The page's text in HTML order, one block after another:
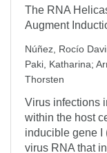
The RNA
Augment
Núñez, Rocío
Paki, Katharina;
Thorsten
Virus infections
within the host
inducible gene I
virus RNA that